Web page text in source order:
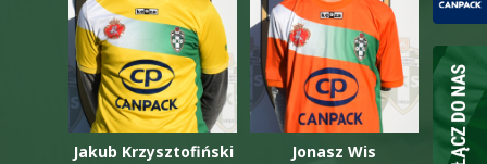
Jakub Krzysztofiński Jonasz Wis